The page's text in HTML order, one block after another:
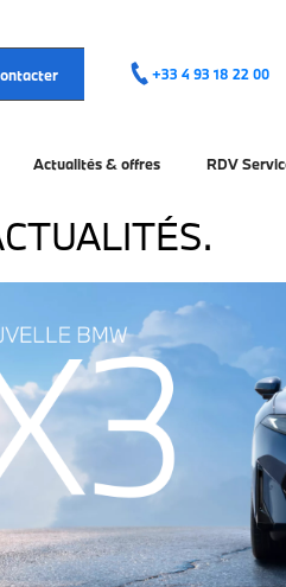
+33 4 93 18 22 00
Actualités & offres RDV